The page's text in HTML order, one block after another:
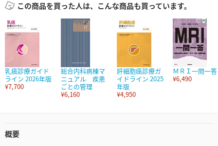
この商品を買った人は、こんな商品も買っています。
乳癌診療ガイド
ライン 2026年版
¥7,700
総合内科病棟マ
ニュアル 疾患
ごとの管理
¥6,160
肝細胞癌診療ガ
イドライン 2025
年版
¥4,950
ＭＲＩ一問一答
¥6,490
概要